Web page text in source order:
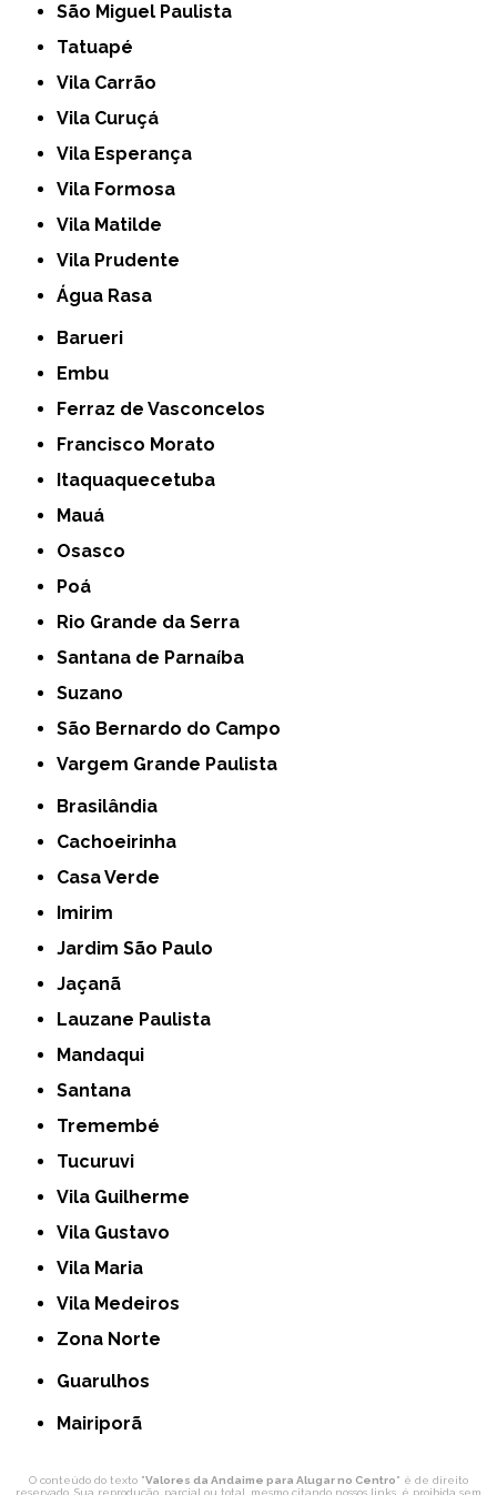
São Miguel Paulista
Tatuapé
Vila Carrão
Vila Curuçá
Vila Esperança
Vila Formosa
Vila Matilde
Vila Prudente
Água Rasa
Barueri
Embu
Ferraz de Vasconcelos
Francisco Morato
Itaquaquecetuba
Mauá
Osasco
Poá
Rio Grande da Serra
Santana de Parnaíba
Suzano
São Bernardo do Campo
Vargem Grande Paulista
Brasilândia
Cachoeirinha
Casa Verde
Imirim
Jardim São Paulo
Jaçanã
Lauzane Paulista
Mandaqui
Santana
Tremembé
Tucuruvi
Vila Guilherme
Vila Gustavo
Vila Maria
Vila Medeiros
Zona Norte
Guarulhos
Mairiporã
O conteúdo do texto "Valores da Andaime para Alugar no Centro" é de direito